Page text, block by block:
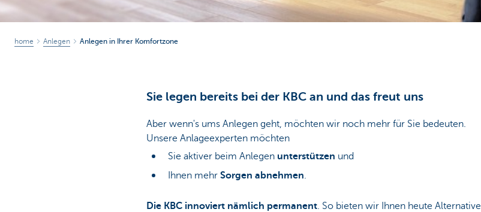
home Anlegen Anlegen in Ihrer Komfortzone
Sie legen bereits bei der KBC an und das freut uns
Aber wenn's ums Anlegen geht, möchten wir noch mehr für Sie bedeuten.
Unsere Anlageexperten möchten
Sie aktiver beim Anlegen unterstützen und
Ihnen mehr Sorgen abnehmen.
Die KBC innoviert nämlich permanent . So bieten wir Ihnen heute